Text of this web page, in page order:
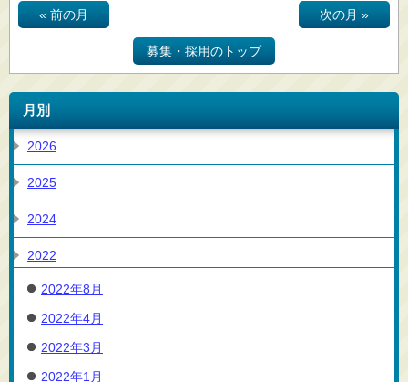
« 前の月
募集・採用のトップ
次の月 »
月別
2026
2025
2024
2022
2022年8月
2022年4月
2022年3月
2022年1月